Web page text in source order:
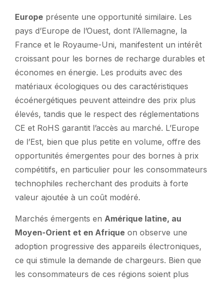
Europe présente une opportunité similaire. Les
pays d’Europe de l’Ouest, dont l’Allemagne, la
France et le Royaume-Uni, manifestent un intérêt
croissant pour les bornes de recharge durables et
économes en énergie. Les produits avec des
matériaux écologiques ou des caractéristiques
écoénergétiques peuvent atteindre des prix plus
élevés, tandis que le respect des réglementations
CE et RoHS garantit l’accès au marché. L’Europe
de l’Est, bien que plus petite en volume, offre des
opportunités émergentes pour des bornes à prix
compétitifs, en particulier pour les consommateurs
technophiles recherchant des produits à forte
valeur ajoutée à un coût modéré.
Marchés émergents en Amérique latine, au
Moyen-Orient et en Afrique on observe une
adoption progressive des appareils électroniques,
ce qui stimule la demande de chargeurs. Bien que
les consommateurs de ces régions soient plus